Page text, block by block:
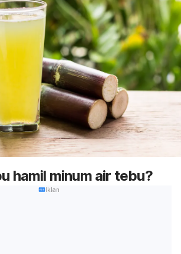
hamil minum air tebu?
Iklan